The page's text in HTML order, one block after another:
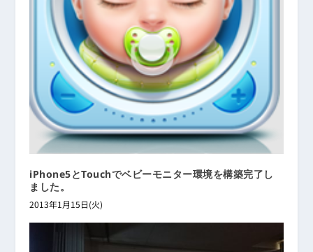
iPhone5とTouchでベビーモニター環境を構築完了し
ました。
2013年1月15日(火)